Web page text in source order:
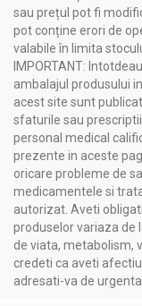
sau prețul pot fi
pot conține erori de
valabile în limita
IMPORTANT:
ambalajul produsului
acest site sunt
sfaturile sau
personal medical
prezente in aceste
oricare probleme de
medicamentele si
autorizat. Aveti
produselor variaza de
de viata, metabolism,
credeti ca aveti
adresati-va de